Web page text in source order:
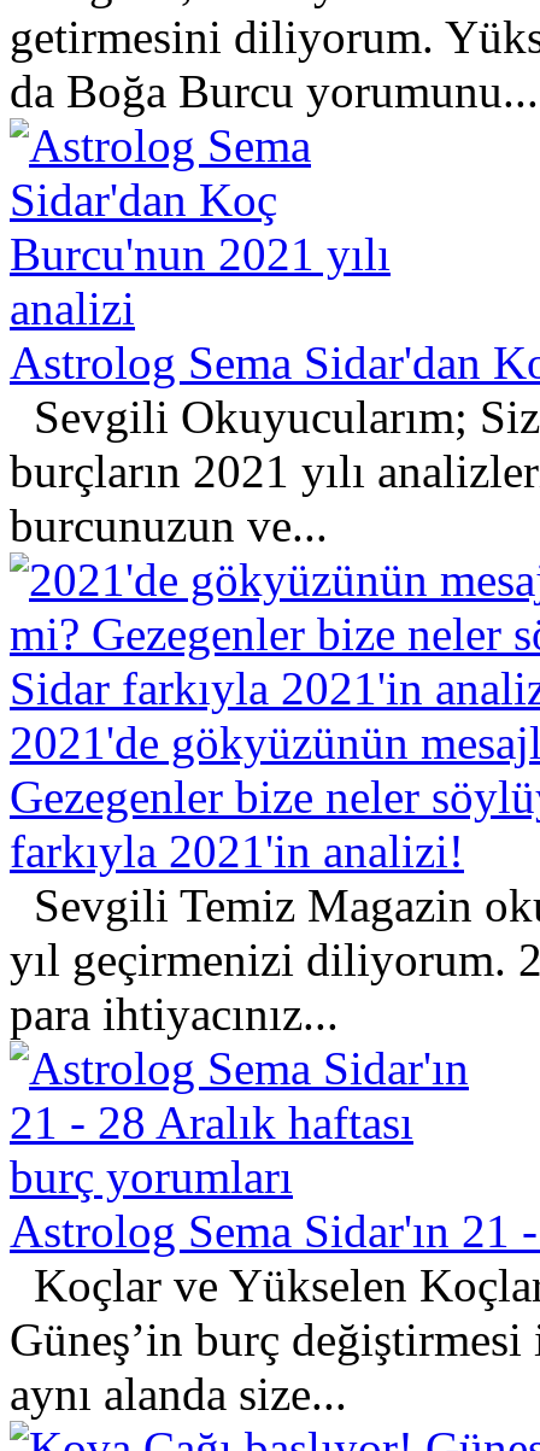
getirmesini diliyorum.
da Boğa Burcu yorumunu...
Astrolog Sema Sidar'dan
Sevgili Okuyucularım;
burçların 2021 yılı
burcunuzun ve...
2021'de gökyüzünün
Gezegenler bize neler
farkıyla 2021'in analizi!
Sevgili Temiz Magazin
yıl geçirmenizi diliyorum.
para ihtiyacınız...
Astrolog Sema Sidar'ın 21
Koçlar ve Yükselen
Güneş’in burç
aynı alanda size...